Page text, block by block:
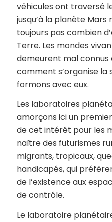
véhicules ont traversé
jusqu’à la planète Mars
toujours pas combien
Terre. Les mondes
demeurent mal connus
comment s’organise la
formons avec eux.
Les laboratoires
amorçons ici un
de cet intérêt pour les
naître des futurismes
migrants, tropicaux,
handicapés, qui
de l’existence aux
de contrôle.
Le laboratoire